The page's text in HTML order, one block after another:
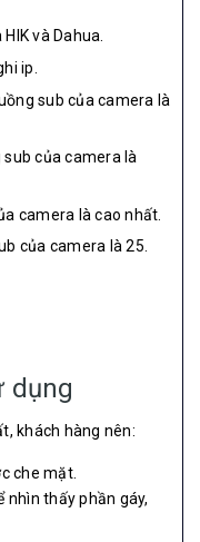
và Dahua.
ip.
sub của camera là
của camera là
camera là cao nhất.
của camera là 25.
dụng
khách hàng nên:
che mặt.
nhìn thấy phần gáy,